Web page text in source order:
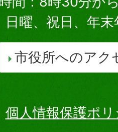
日曜、祝日、年
市役所へのアク
個人情報保護ポ